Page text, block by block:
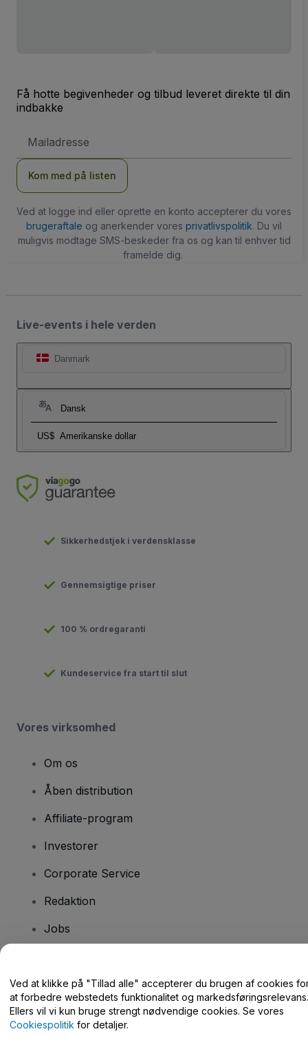
Få hotte begivenheder og tilbud leveret direkte til din
indbakke
adresse
Kom med på listen
Ved at logge ind eller oprette en konto accepterer du vores
brugeraftale og anerkender vores privatlivspolitik. Du vil
muligvis modtage SMS-beskeder fra os og kan til enhver tid
framelde dig.
Live-events i hele verden
Danmark
Dansk
US$ Amerikanske dollar
Sikkerhedstjek i verdensklasse
Gennemsigtige priser
100 % ordregaranti
Kundeservice fra start til slut
Vores virksomhed
Om os
Åben distribution
Affiliate-program
Investorer
Corporate Service
Redaktion
Jobs
Har du spørgsmål?
Hjælpecenter / Kontakt os
Ved at klikke på "Tillad alle" accepterer du brugen af cookies
at forbedre webstedets funktionalitet og markedsføringsrelevans.
Ellers vil vi kun bruge strengt nødvendige cookies. Se vores
Cookiespolitik for detaljer.